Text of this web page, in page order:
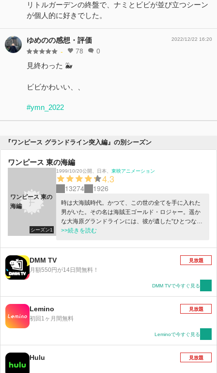
リトルガーデンの終盤で、ナミとビビが並び立つシーン
が個人的に好きでした。
ゆめのの感想・評価
- 78 0
2022/12/22 16:20
見終わった 🐳
ビビかわいい、、
#ymn_2022
『ワンピース グランドライン突入編』の別シーズン
ワンピース 東の海編
シーズン1
ワンピース 東の
海編
1999/10/20公開 日本 東映アニメーション
4.3
13274 1926
時は大海賊時代。かつて、この世の全てを手に入れた
男がいた。その名は海賊王ゴールド・ロジャー。遥か
な大海原グランドラインには、彼が遺した“ひとつなぎ
の大秘宝（ワンピース）”が隠されているという…。伝
ゆく。そして、ここにもグランドラインを目指す者が
一人。悪魔の実と呼ばれる不思議な実の一つ「ゴムゴ
ムの実」を食べ、全身がゴムのように伸びるゴム人間
ャンクスから麦わら帽子を託された彼は、海賊王にな
るという壮大な野望を抱いていた。海へと乗り出した
ルフィは、航海の中で大冒険を繰り返し、様々な人々
と出会ってゆく。信頼できる個性的な仲間、悪党ども
や海軍など立ちふさがる強大な敵…さあ、まだ見ぬ世
界へ向けて帆を上げろ！ 歴史を変える大航海が今、
>>続きを読む
DMM TV
月額550円が14日間無料！
見放題
DMM TVで今すぐ見る
Lemino
初回1ヶ月間無料
見放題
Leminoで今すぐ見る
Hulu 見放題